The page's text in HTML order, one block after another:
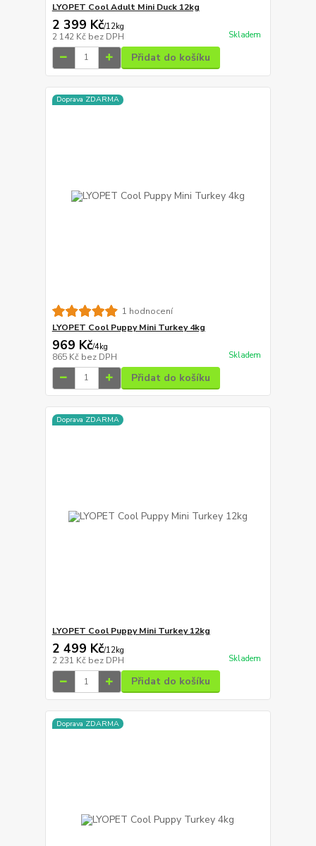
LYOPET Cool Adult Mini Duck 12kg
2 399 Kč/12kg
2 142 Kč bez DPH Skladem
Přidat do košíku
Doprava ZDARMA
1 hodnocení
LYOPET Cool Puppy Mini Turkey 4kg
969 Kč/4kg
865 Kč bez DPH Skladem
Přidat do košíku
Doprava ZDARMA
LYOPET Cool Puppy Mini Turkey 12kg
2 499 Kč/12kg
2 231 Kč bez DPH Skladem
Přidat do košíku
Doprava ZDARMA